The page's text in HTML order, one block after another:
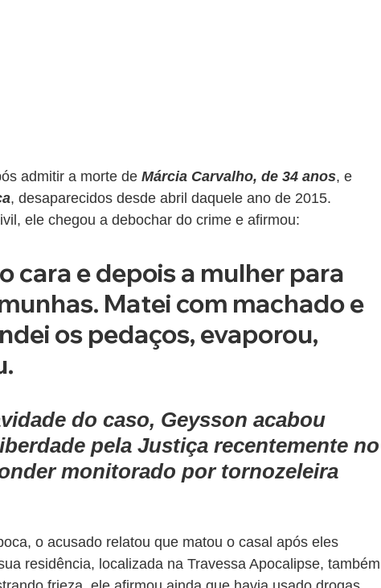
admitir a morte de Márcia Carvalho, de 34 anos, e
, desaparecidos desde abril daquele ano de 2015.
ele chegou a debochar do crime e afirmou:
cara e depois a mulher para
Matei com machado e
os pedaços, evaporou,
do caso, Geysson acabou
pela Justiça recentemente no
monitorado por tornozeleira
o acusado relatou que matou o casal após eles
residência, localizada na Travessa Apocalipse, também